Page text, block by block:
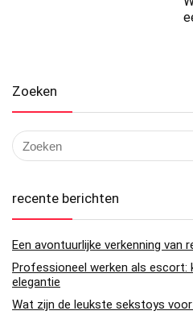
Zoeken
recente berichten
Een avontuurlijke verkenning van
Professioneel werken als escort:
elegantie
Wat zijn de leukste sekstoys voor